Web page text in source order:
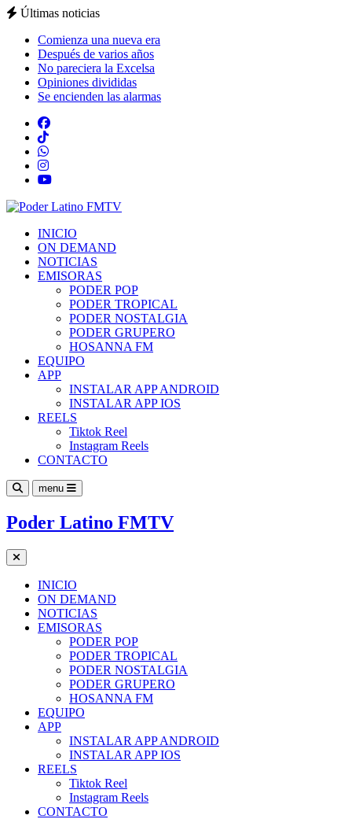
Últimas noticias
Comienza una nueva era
Después de varios años
No pareciera la Excelsa
Opiniones divididas
Se encienden las alarmas
INICIO
ON DEMAND
NOTICIAS
EMISORAS
PODER POP
PODER TROPICAL
PODER NOSTALGIA
PODER GRUPERO
HOSANNA FM
EQUIPO
APP
INSTALAR APP ANDROID
INSTALAR APP IOS
REELS
Tiktok Reel
Instagram Reels
CONTACTO
menu
Poder Latino FMTV
INICIO
ON DEMAND
NOTICIAS
EMISORAS
PODER POP
PODER TROPICAL
PODER NOSTALGIA
PODER GRUPERO
HOSANNA FM
EQUIPO
APP
INSTALAR APP ANDROID
INSTALAR APP IOS
REELS
Tiktok Reel
Instagram Reels
CONTACTO